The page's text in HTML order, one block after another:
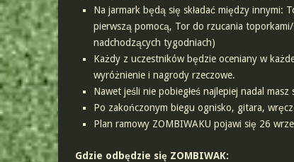
Na jarmark będą się składać między innymi:
pierwszą pomocą, Tor do rzucania
nadchodzących tygodniach)
Każdy z uczestników będzie oceniany w
wyróżnienie i nagrody rzeczowe.
Nawet jeśli nie pobiegłeś najlepiej nadal
Po zakończonym biegu ognisko, gitara,
Plan ramowy ZOMBIWAKU pojawi się 26
Gdzie odbędzie się ZOMBIWAK: